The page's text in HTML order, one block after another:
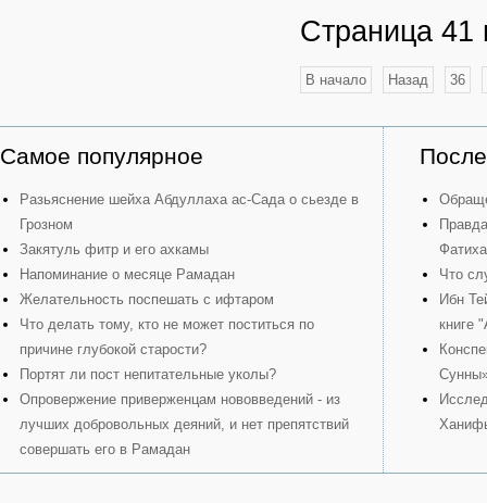
Страница 41
В начало Назад 36
Самое популярное
Разьяснение шейха Абдуллаха ас-Сада о сьезде в
Грозном
Закятуль фитр и его ахкамы
Напоминание о месяце Рамадан
Желательность поспешать с ифтаром
Что делать тому, кто не может поститься по
причине глубокой старости?
Портят ли пост непитательные уколы?
Опровержение приверженцам нововведений - из
лучших добровольных деяний, и нет препятствий
совершать его в Рамадан
Что
Ибн
книге